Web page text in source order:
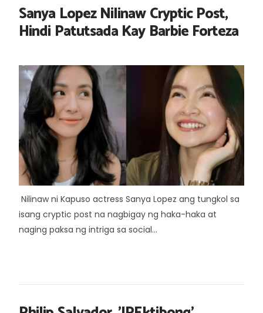
Sanya Lopez Nilinaw Cryptic Post,
Hindi Patutsada Kay Barbie Forteza
Nilinaw ni Kapuso actress Sanya Lopez ang tungkol sa
isang cryptic post na nagbigay ng haka-haka at
naging paksa ng intriga sa social...